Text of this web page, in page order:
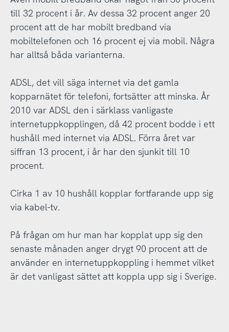
till 32 procent i år. Av dessa 32 procent anger 20
procent att de har mobilt bredband via
mobiltelefonen och 16 procent ej via mobil. Några
har alltså båda varianterna.
ADSL, det vill säga internet via det gamla
kopparnätet för telefoni, fortsätter att minska. År
2010 var ADSL den i särklass vanligaste
internetuppkopplingen, då 42 procent bodde i ett
hushåll med internet via ADSL. Förra året var
siffran 13 procent, i år har den sjunkit till 10
procent.
Cirka 1 av 10 hushåll kopplar fortfarande upp sig
via kabel-tv.
På frågan om hur man har kopplat upp sig den
senaste månaden anger drygt 90 procent att de
använder en internetuppkoppling i hemmet vilket
är det vanligast sättet att koppla upp sig i Sverige.